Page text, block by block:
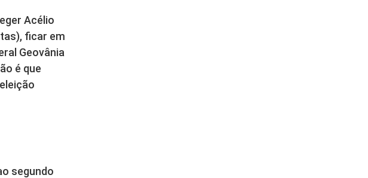
Acélio
ficar em
Geovânia
é que
segundo